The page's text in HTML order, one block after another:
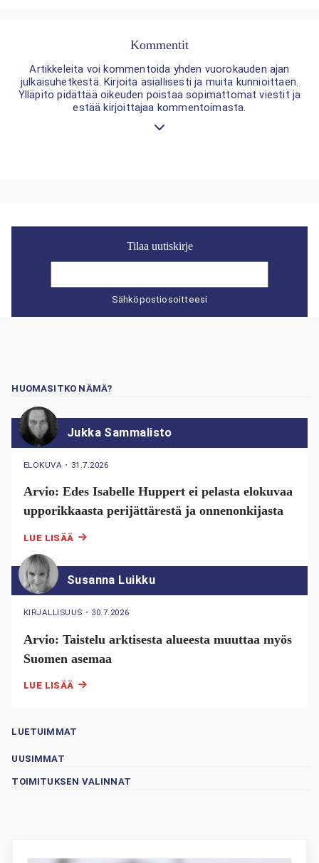
Kommentit
Artikkeleita voi kommentoida yhden vuorokauden ajan
julkaisuhetkestä. Kirjoita asiallisesti ja muita kunnioittaen.
Ylläpito pidättää oikeuden poistaa sopimattomat viestit ja
estää kirjoittajaa kommentoimasta.
Tilaa uutiskirje
Sähköpostiosoitteesi
HUOMASITKO NÄMÄ?
Jukka Sammalisto
ELOKUVA ・ 31.7.2026
Arvio: Edes Isabelle Huppert ei pelasta elokuvaa
upporikkaasta perijättärestä ja onnenonkijasta
LUE LISÄÄ
Susanna Luikku
KIRJALLISUUS ・ 30.7.2026
Arvio: Taistelu arktisesta alueesta muuttaa myös
Suomen asemaa
LUE LISÄÄ
LUETUIMMAT
UUSIMMAT
TOIMITUKSEN VALINNAT